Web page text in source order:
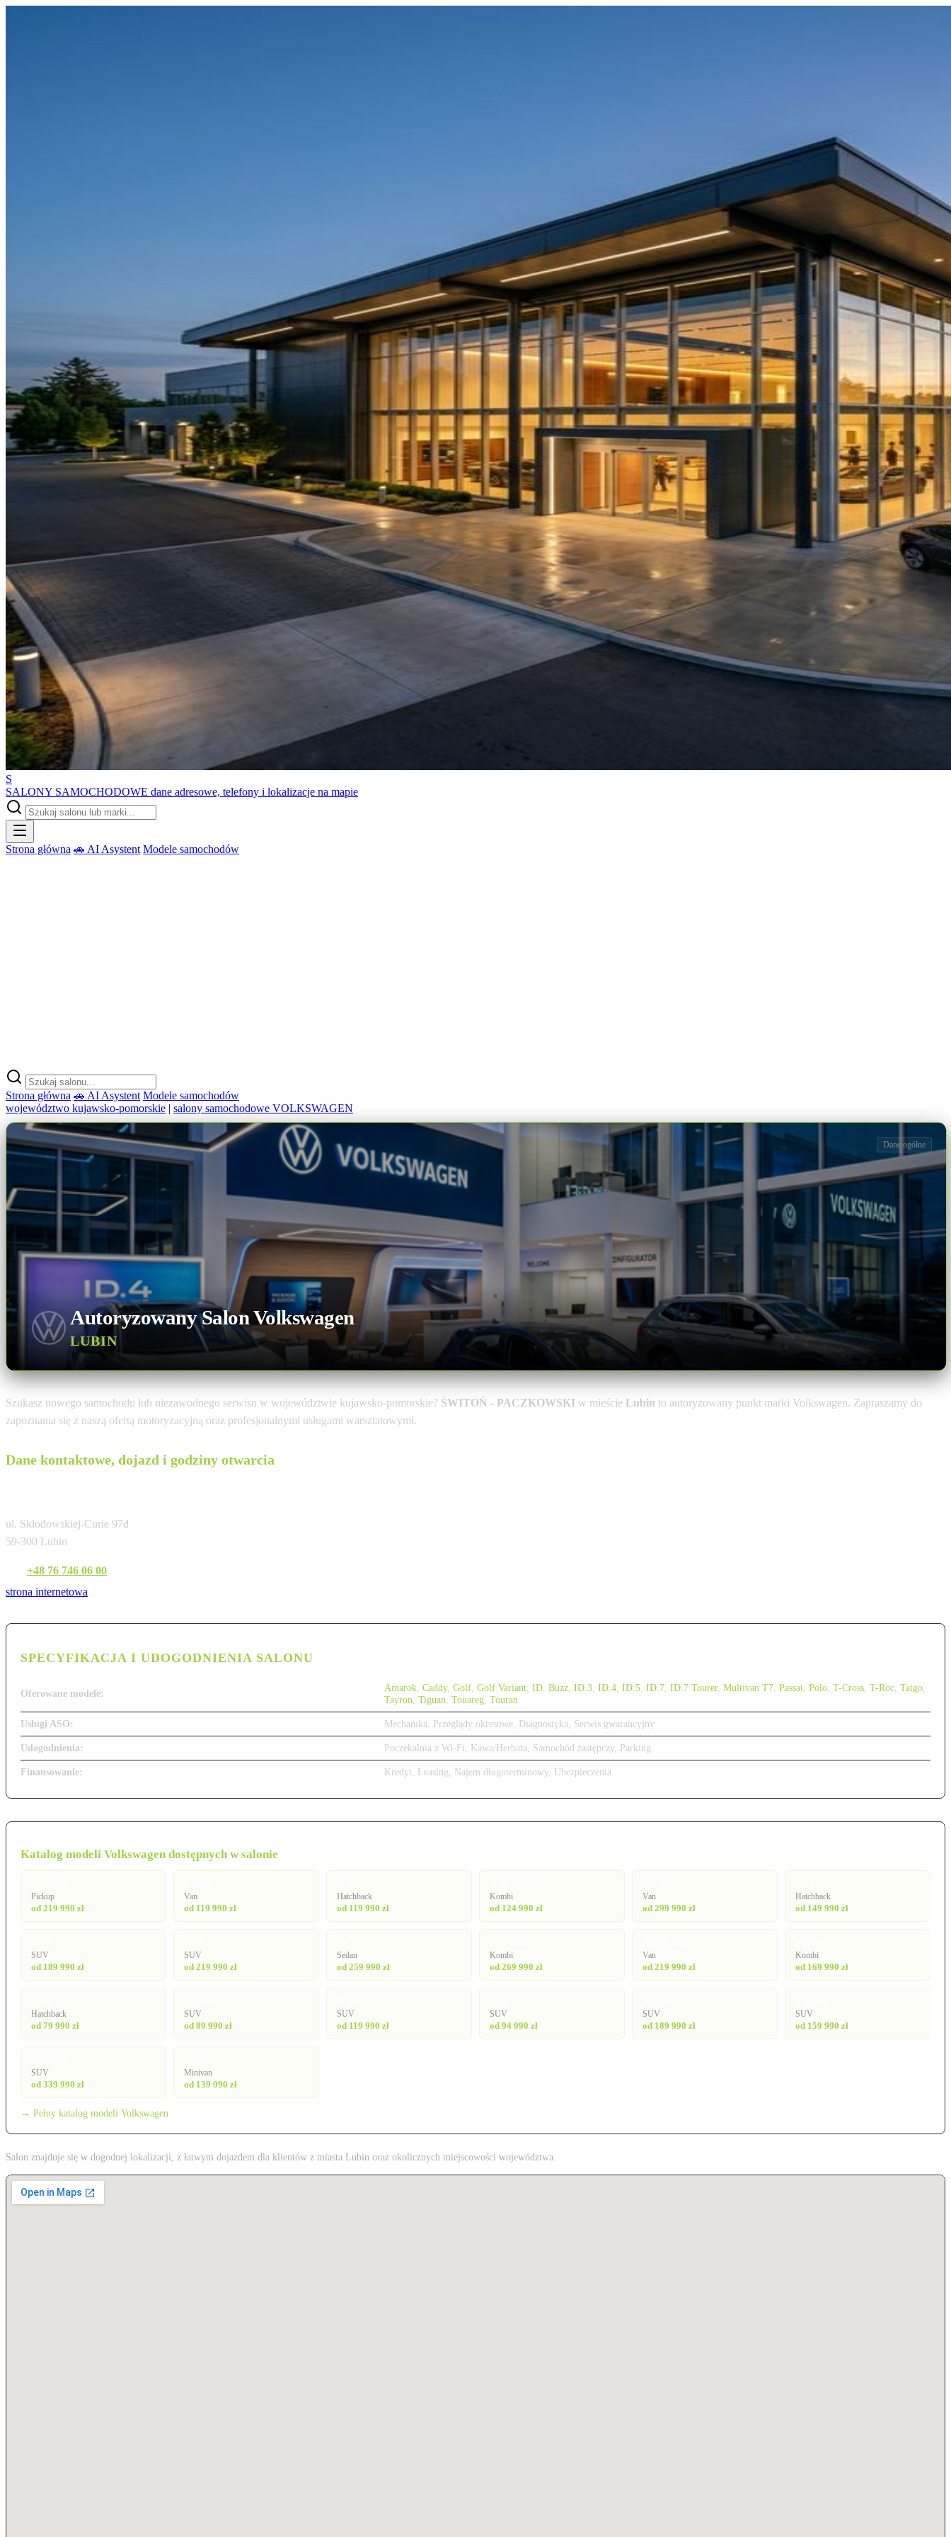
S
SALONY SAMOCHODOWE dane adresowe, telefony i lokalizacje na mapie
Strona główna 🚗 AI Asystent Modele samochodów
Strona główna 🚗 AI Asystent Modele samochodów
województwo kujawsko-pomorskie | salony samochodowe VOLKSWAGEN
Autoryzowany Salon Volkswagen
LUBIN
Dane ogólne
Szukasz nowego samochodu lub niezawodnego serwisu w województwie kujawsko-pomorskie? ŚWITOŃ - PACZKOWSKI w mieście Lubin to autoryzowany punkt marki Volkswagen. Zapraszamy do
zapoznania się z naszą ofertą motoryzacyjną oraz profesjonalnymi usługami warsztatowymi.
Dane kontaktowe, dojazd i godziny otwarcia
ul. Skłodowskiej-Curie 97d
59-300 Lubin
+48 76 746 06 00
strona internetowa
SPECYFIKACJA I UDOGODNIENIA SALONU
Oferowane modele: Amarok Caddy, Golf Golf Variant ID. Buzz ID.3 ID.4 ID.5 ID.7 ID.7 Tourer, Multivan T7 Passat Polo T-Cross T-Roc Taigo
Tayron Tiguan Touareg Touran
Usługi ASO: Mechanika, Przeglądy okresowe, Diagnostyka, Serwis gwarancyjny
Udogodnienia: Poczekalnia z Wi-Fi, Kawa/Herbata, Samochód zastępczy, Parking
Finansowanie: Kredyt, Leasing, Najem długoterminowy, Ubezpieczenia
Katalog modeli Volkswagen dostępnych w salonie
Pickup
od 219 990 zł
Van
od 119 990 zł
Hatchback
od 119 990 zł
Kombi
od 124 990 zł
Van
od 299 990 zł
Hatchback
od 149 990 zł
SUV
od 189 990 zł
SUV
od 219 990 zł
Sedan
od 259 990 zł
Kombi
od 269 990 zł
Van
od 219 990 zł
Kombi
od 169 990 zł
Hatchback
od 79 990 zł
SUV
od 89 990 zł
SUV
od 119 990 zł
SUV
od 94 990 zł
SUV
od 189 990 zł
SUV
od 159 990 zł
SUV
od 339 990 zł
Minivan
od 139 990 zł
→ Pełny katalog modeli Volkswagen
Salon znajduje się w dogodnej lokalizacji, z łatwym dojazdem dla klientów z miasta Lubin oraz okolicznych miejscowości województwa.